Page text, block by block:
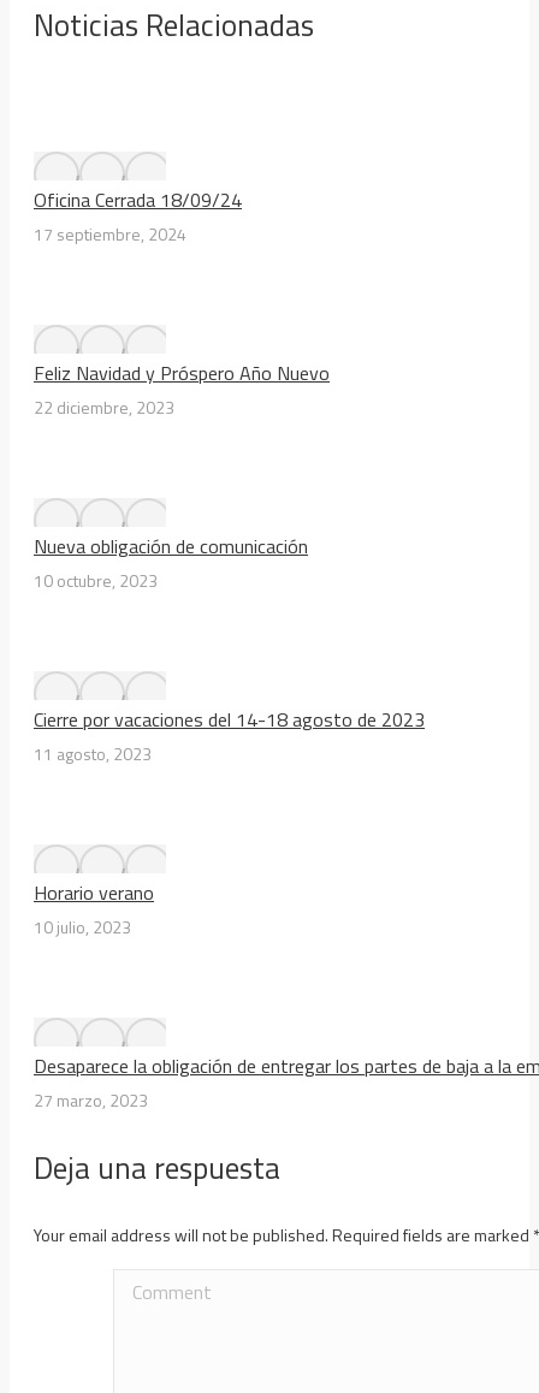
Noticias Relacionadas
Oficina Cerrada 18/09/24
17 septiembre, 2024
Feliz Navidad y Próspero Año Nuevo
22 diciembre, 2023
Nueva obligación de comunicación
10 octubre, 2023
Cierre por vacaciones del 14-18 agosto de 2023
11 agosto, 2023
Horario verano
10 julio, 2023
Desaparece la obligación de entregar los partes de baja a la
27 marzo, 2023
Deja una respuesta
Your email address will not be published. Required fields are marked *